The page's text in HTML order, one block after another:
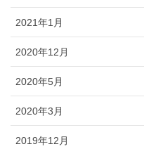
2021年1月
2020年12月
2020年5月
2020年3月
2019年12月